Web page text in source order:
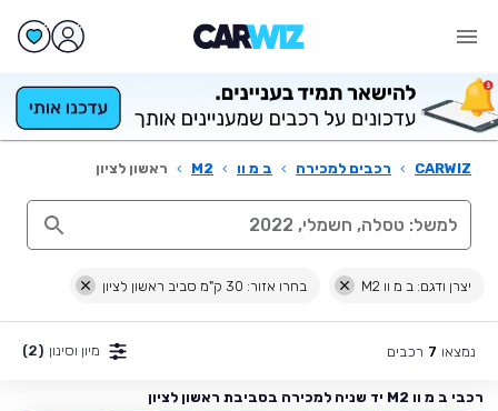
CARWIZ
› רכבים למכירה › ב מ וו ›
M2
› ראשון לציון
יצרן ודגם: ב מ וו M2 בחרו אזור: 30 ק"מ סביב ראשון לציון
נמצאו 7 רכבים מיון וסינון (2)
רכבי ב מ וו M2 יד שניה למכירה בסביבת ראשון לציון